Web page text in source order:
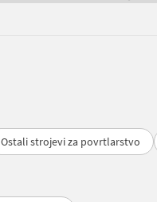
Ostali strojevi za povrtlarstvo